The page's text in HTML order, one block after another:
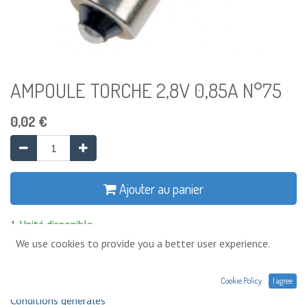
AMPOULE TORCHE 2,8V 0,85A N°75
0,02 €
Ajouter au panier
1 Unité disponible
Conditions générales
We use cookies to provide you a better user experience.
Cookie Policy I agree